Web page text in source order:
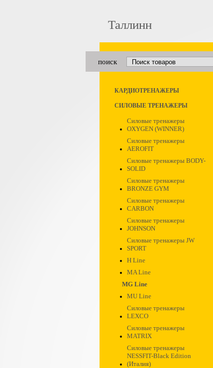
Таллинн
поиск
КАРДИОТРЕНАЖЕРЫ
СИЛОВЫЕ ТРЕНАЖЕРЫ
Силовые тренажеры
OXYGEN (WINNER)
Силовые тренажеры
AEROFIT
Силовые тренажеры BODY-
SOLID
Силовые тренажеры
BRONZE GYM
Силовые тренажеры
CARBON
Силовые тренажеры
JOHNSON
Силовые тренажеры JW
SPORT
H Line
MA Line
MG Line
MU Line
Силовые тренажеры
LEXCO
Силовые тренажеры
MATRIX
Силовые тренажеры
NESSFIT-Black Edition
(Италия)